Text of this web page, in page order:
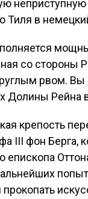
неприступную
Тиля в
со стороны
рвом. Вы
Долины Рейна
крепость
III фон Берга,
епископа